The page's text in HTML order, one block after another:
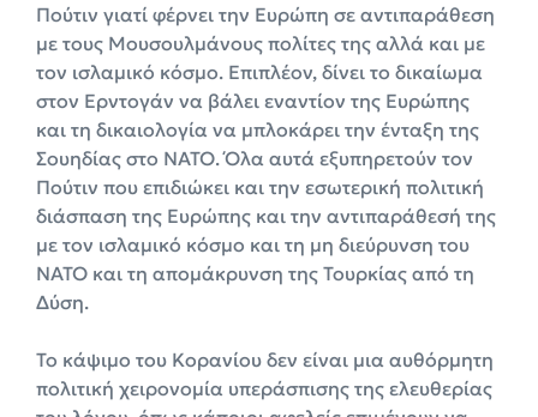
Πούτιν γιατί φέρνει την Ευρώπη σε αντιπαράθεση
με τους Μουσουλμάνους πολίτες της αλλά και με
τον ισλαμικό κόσμο. Επιπλέον, δίνει το δικαίωμα
στον Ερντογάν να βάλει εναντίον της Ευρώπης
και τη δικαιολογία να μπλοκάρει την ένταξη της
Σουηδίας στο ΝΑΤΟ. Όλα αυτά εξυπηρετούν τον
Πούτιν που επιδιώκει και την εσωτερική πολιτική
διάσπαση της Ευρώπης και την αντιπαράθεσή της
με τον ισλαμικό κόσμο και τη μη διεύρυνση του
ΝΑΤΟ και τη απομάκρυνση της Τουρκίας από τη
Δύση.
Το κάψιμο του Κορανίου δεν είναι μια αυθόρμητη
πολιτική χειρονομία υπεράσπισης της ελευθερίας